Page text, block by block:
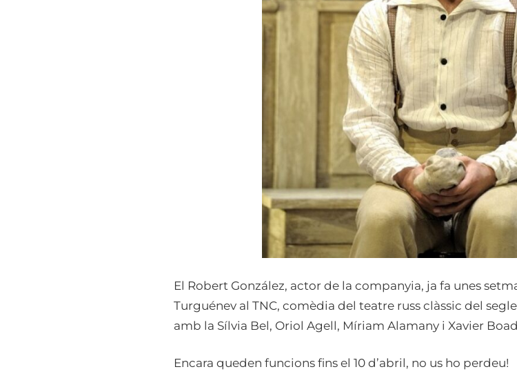
El Robert González, actor de la companyia, ja fa unes
Turguénev al TNC, comèdia del teatre russ clàssic del
amb la Sílvia Bel, Oriol Agell, Míriam Alamany i Xavier
Encara queden funcions fins el 10 d’abril, no us ho perdeu!